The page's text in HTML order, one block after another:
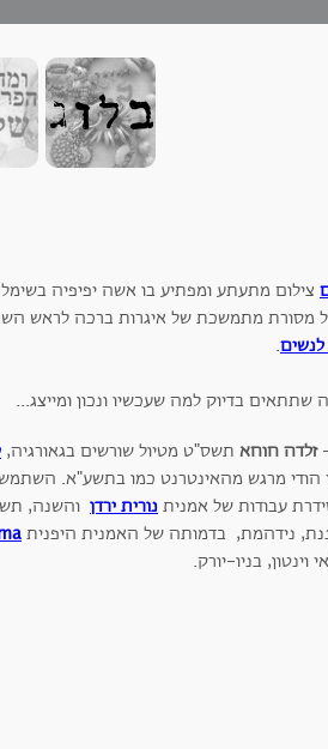
צילום מתעתע ומפתיע בו אשה יפיפיה
מסורת מתמשכת של איגרות ברכה לראש
.
בדיוק למה שעכשיו ונכון ומייצג...
-זלדה חוחא תשס"ט מטיול שורשים בגאורגיה,
הודי מרגש מהאינטרנט כמו בתשע"א.
עבודות של אמנית נורית ירדן והשנה,
נידהמת, בדמותה של האמנית היפנית
בניו-יורק.